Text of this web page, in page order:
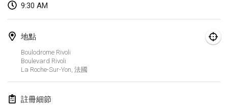
9:30 AM
地點
Boulodrome Rivoli
Boulevard Rivoli
La Roche-Sur-Yon 法國
註冊細節
Tournoi de Mölkky - Lesfous Dubâtonvaigeois
2025年1月25日
2025年2月
US Mölkky Winter
2025年2月7日